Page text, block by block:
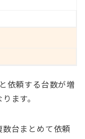
依頼する台数が増
ます。
台まとめて依頼